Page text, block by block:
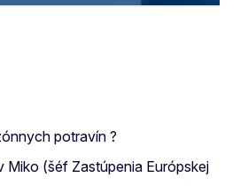
potravín ?
(šéf Zastúpenia Európskej